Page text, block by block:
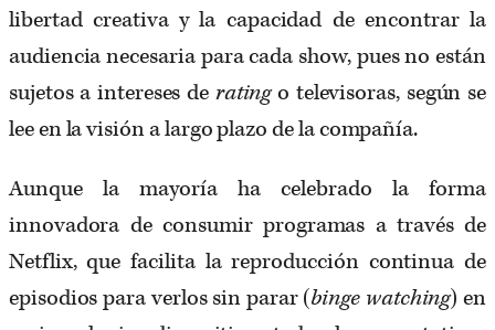
libertad creativa y la capacidad de encontrar la
audiencia necesaria para cada show, pues no están
sujetos a intereses de ratingo televisoras, según se
lee en la visión a largo plazo de la compañía.
Aunque la mayoría ha celebrado la forma
innovadora de consumir programas a través de
Netflix, que facilita la reproducción continua de
episodios para verlos sin parar (binge watching) en